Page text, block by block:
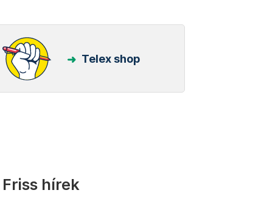
Telex shop
Friss hírek